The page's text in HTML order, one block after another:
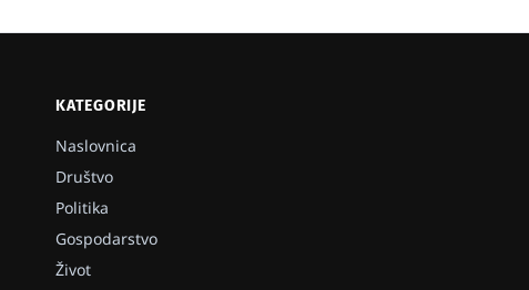
KATEGORIJE
Naslovnica
Društvo
Politika
Gospodarstvo
Život